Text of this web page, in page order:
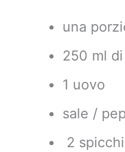
una
250 ml
1 uovo
sale /
2 spicchi